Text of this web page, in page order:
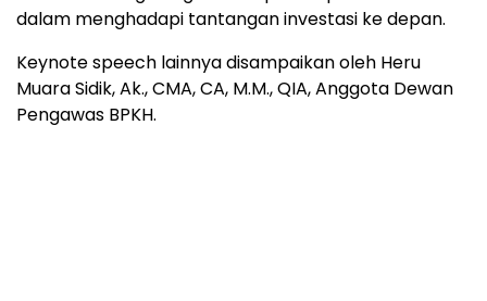
dalam menghadapi tantangan investasi ke depan.
Keynote speech lainnya disampaikan oleh Heru
Muara Sidik, Ak., CMA, CA, M.M., QIA, Anggota Dewan
Pengawas BPKH.